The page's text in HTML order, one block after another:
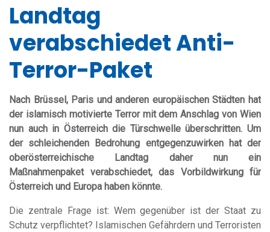
Landtag
verabschiedet Anti-
Terror-Paket
Nach Brüssel, Paris und anderen europäischen Städten hat
der islamisch motivierte Terror mit dem Anschlag von Wien
nun auch in Österreich die Türschwelle überschritten. Um
der schleichenden Bedrohung entgegenzuwirken hat der
oberösterreichische Landtag daher nun ein
Maßnahmenpaket verabschiedet, das Vorbildwirkung für
Österreich und Europa haben könnte.
Die zentrale Frage ist: Wem gegenüber ist der Staat zu
Schutz verpflichtet? Islamischen Gefährdern und Terroristen